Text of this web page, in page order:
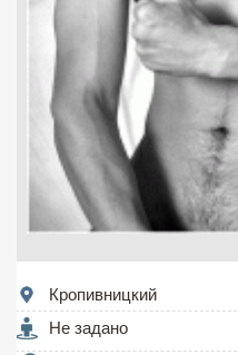
Кропивницкий
Не задано